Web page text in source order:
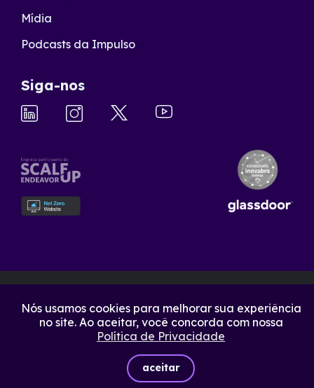
Nós usamos cookies para melhorar sua experiência
no site. Ao aceitar, você concorda com nossa
Política de Privacidade
aceitar
Mídia
Podcasts da Impulso
Siga-nos